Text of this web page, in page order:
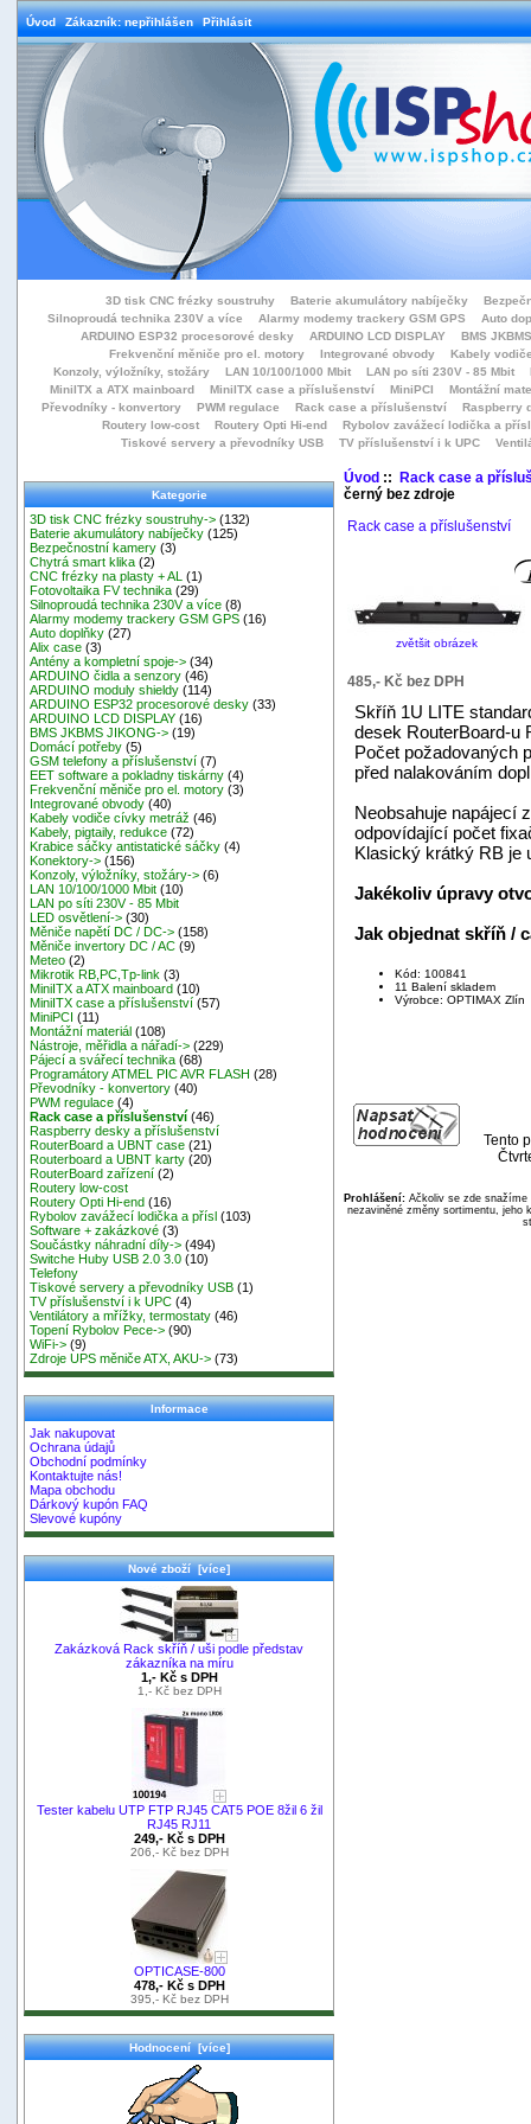
Úvod Zákazník: nepřihlášen Přihlásit
3D tisk CNC frézky soustruhy Baterie akumulátory nabíječky
Silnoproudá technika 230V a více
Alarmy modemy trackery GSM GPS
Auto
ARDUINO ESP32 procesorové desky
ARDUINO LCD DISPLAY
BMS
Frekvenční měniče pro el. motory
Integrované obvody
Kabely
Konzoly, výložníky, stožáry
LAN 10/100/1000 Mbit LAN po síti 230V - 85 Mbit
MiniITX a ATX mainboard
MiniITX case a příslušenství MiniPCI
Montážní
Převodníky - konvertory
PWM regulace Rack case a příslušenství
Raspberry
Routery low-cost
Routery Opti Hi-end
Rybolov zavážecí lodička a přísl
Tiskové servery a převodníky USB
TV příslušenství i k UPC
Kategorie
3D tisk CNC frézky soustruhy-> (132)
Baterie akumulátory nabíječky (125)
Bezpečnostní kamery (3)
Chytrá smart klika (2)
CNC frézky na plasty + AL
(1)
Fotovoltaika FV technika (29)
Silnoproudá technika 230V a více (8)
Alarmy modemy trackery GSM GPS (16)
Auto doplňky (27)
Alix case (3)
Antény a kompletní spoje-> (34)
ARDUINO čidla a senzory (46)
ARDUINO moduly shieldy (114)
ARDUINO ESP32 procesorové desky (33)
ARDUINO LCD DISPLAY (16)
BMS JKBMS JIKONG-> (19)
Domácí potřeby (5)
GSM telefony a příslušenství (7)
EET software a pokladny tiskárny (4)
Frekvenční měniče pro el. motory (3)
Integrované obvody (40)
Kabely vodiče cívky metráž (46)
Kabely, pigtaily, redukce (72)
Krabice sáčky antistatické sáčky (4)
Konektory-> (156)
Konzoly, výložníky, stožáry-> (6)
LAN 10/100/1000 Mbit (10)
LAN po síti 230V - 85 Mbit
LED osvětlení-> (30)
Měniče napětí DC / DC-> (158)
Měniče invertory DC / AC (9)
Meteo (2)
Mikrotik RB,PC,Tp-link (3)
MiniITX a ATX mainboard (10)
MiniITX case a příslušenství (57)
MiniPCI (11)
Montážní materiál (108)
Nástroje, měřidla a nářadí-> (229)
Pájecí a svářecí technika (68)
Programátory ATMEL PIC AVR FLASH (28)
Převodníky - konvertory (40)
PWM regulace (4)
Rack case a příslušenství (46)
Raspberry desky a příslušenství
RouterBoard a UBNT case (21)
Routerboard a UBNT karty (20)
RouterBoard zařízení (2)
Routery low-cost
Routery Opti Hi-end (16)
Rybolov zavážecí lodička a přísl (103)
Software + zakázkové (3)
Součástky náhradní díly-> (494)
Switche Huby USB 2.0 3.0 (10)
Telefony
Tiskové servery a převodníky USB (1)
TV příslušenství i k UPC (4)
Ventilátory a mřížky, termostaty (46)
Topení Rybolov Pece-> (90)
WiFi-> (9)
Zdroje UPS měniče ATX, AKU-> (73)
Informace
Jak nakupovat
Ochrana údajů
Obchodní podmínky
Kontaktujte nás!
Mapa obchodu
Dárkový kupón FAQ
Slevové kupóny
Nové zboží [více]
Zakázková Rack skříň / uši podle představ
zákazníka na míru
1,- Kč s DPH
1,- Kč bez DPH
Tester kabelu UTP FTP RJ45 CAT5 POE 8žil 6 žil
RJ45 RJ11
249,- Kč s DPH
206,- Kč bez DPH
OPTICASE-800
478,- Kč s DPH
395,- Kč bez DPH
Hodnocení [více]
Úvod:: Rack case a
černý bez zdroje
Rack case a příslušenství
zvětšit obrázek
485,- Kč bez DPH
Skříň 1U LITE
desek RouterBoard-u
Počet požadovaných
před nalakováním
Neobsahuje napájecí
odpovídající počet
Klasický krátký RB je
Jakékoliv úpravy
Jak objednat skříň /
Kód: 100841
11 Balení skladem
Výrobce: OPTIMAX Zlín
Tento
Prohlášení:Ačkoliv se zde snažíme
nezaviněné změny sortimentu, jeho